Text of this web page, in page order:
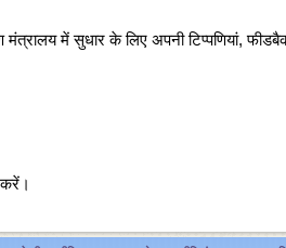
मंत्रालय में सुधार के लिए अपनी टिप्‍पणियां,